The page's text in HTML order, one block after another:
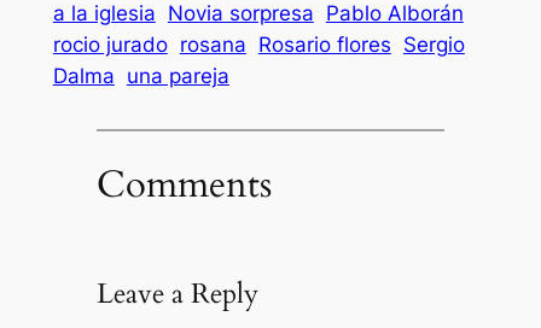
a la iglesia Novia sorpresa Pablo Alborán
rocio jurado rosana Rosario flores Sergio
Dalma una pareja
Comments
Leave a Reply